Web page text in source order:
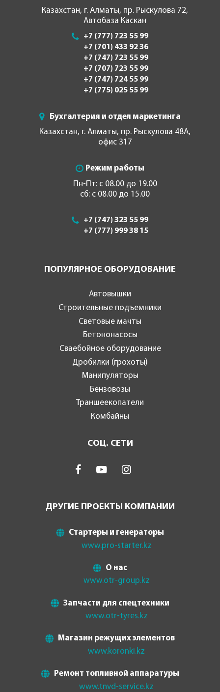
Казахстан, г. Алматы, пр. Рыскулова 72,
Автобаза Каскан
+7 (777) 723 55 99
+7 (701) 433 92 36
+7 (747) 723 55 99
+7 (707) 723 55 99
+7 (747) 724 55 99
+7 (775) 025 55 99
Бухгалтерия и отдел маркетинга
Казахстан, г. Алматы, пр. Рыскулова 48А,
офис 317
Режим работы
Пн-Пт: с 08.00 до 19.00
сб: с 08.00 до 15.00
+7 (747) 323 55 99
+7 (777) 999 38 15
ПОПУЛЯРНОЕ ОБОРУДОВАНИЕ
Автовышки
Строительные подъемники
Световые мачты
Бетононасосы
Сваебойное оборудование
Дробилки (грохоты)
Манипуляторы
Бензовозы
Траншеекопатели
Комбайны
СОЦ. СЕТИ
ДРУГИЕ ПРОЕКТЫ КОМПАНИИ
Стартеры и генераторы
www.pro-starter.kz
О нас
www.otr-group.kz
Запчасти для спецтехники
www.otr-tyres.kz
Магазин режущих элементов
www.koronki.kz
Ремонт топливной аппаратуры
www.tnvd-service.kz